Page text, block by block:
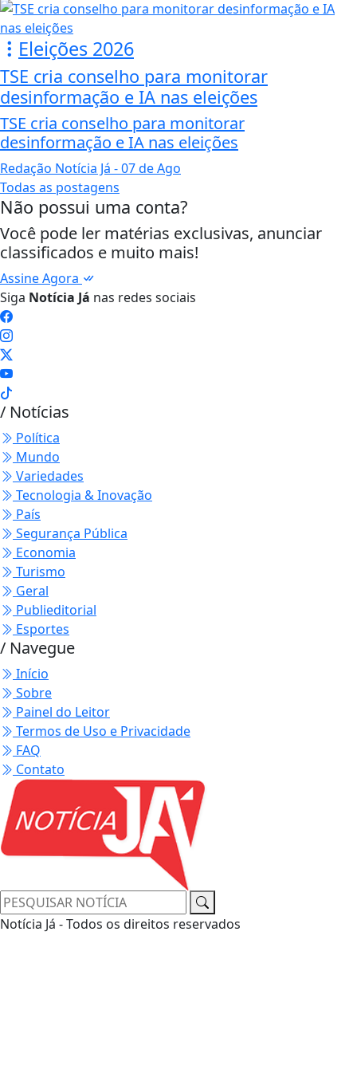
Eleições 2026
TSE cria conselho para monitorar
desinformação e IA nas eleições
TSE cria conselho para monitorar
desinformação e IA nas eleições
Redação Notícia Já - 07 de Ago
Todas as postagens
Não possui uma conta?
Você pode ler matérias exclusivas, anunciar
classificados e muito mais!
Assine Agora
Siga Notícia Já nas redes sociais
/ Notícias
Política
Mundo
Variedades
Tecnologia & Inovação
País
Segurança Pública
Economia
Turismo
Geral
Publieditorial
Esportes
/ Navegue
Início
Sobre
Painel do Leitor
Termos de Uso e Privacidade
FAQ
Contato
Notícia Já - Todos os direitos reservados